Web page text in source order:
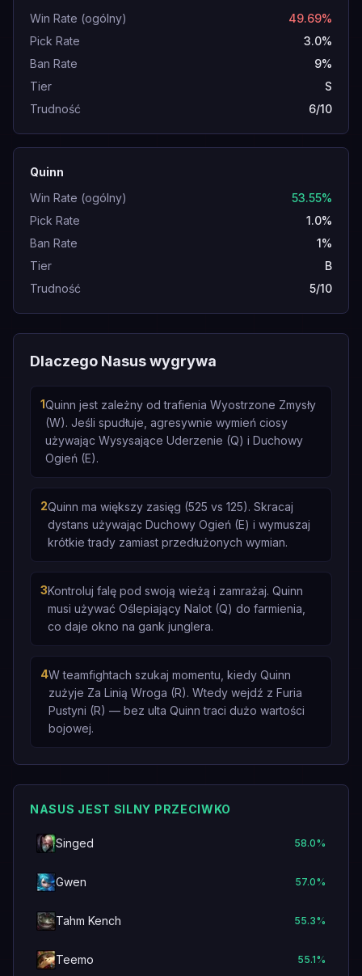
Win Rate (ogólny)
49.69%
Pick Rate
3.0%
Ban Rate
9%
Tier
S
Trudność
6/10
Quinn
Win Rate (ogólny)
53.55%
Pick Rate
1.0%
Ban Rate
1%
Tier
B
Trudność
5/10
Dlaczego Nasus wygrywa
1Quinn jest zależny od trafienia Wyostrzone Zmysły
(W). Jeśli spudłuje, agresywnie wymień ciosy
używając Wysysające Uderzenie (Q) i Duchowy
Ogień (E).
2Quinn ma większy zasięg (525 vs 125). Skracaj
dystans używając Duchowy Ogień (E) i wymuszaj
krótkie trady zamiast przedłużonych wymian.
3Kontroluj falę pod swoją wieżą i zamrażaj. Quinn
musi używać Oślepiający Nalot (Q) do farmienia,
co daje okno na gank junglera.
4W teamfightach szukaj momentu, kiedy Quinn
zużyje Za Linią Wroga (R). Wtedy wejdź z Furia
Pustyni (R) — bez ulta Quinn traci dużo wartości
bojowej.
NASUS JEST SILNY PRZECIWKO
Singed 58.0%
Gwen 57.0%
Tahm Kench 55.3%
Teemo 55.1%